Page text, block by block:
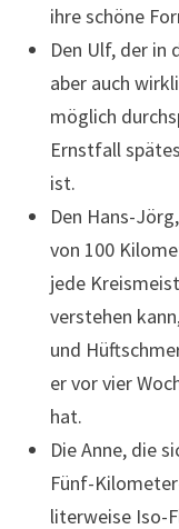
ihre schöne
Den Ulf, der in
aber auch
möglich
Ernstfall
ist.
Den Hans-
von 100
jede
verstehen
und
er vor vier
hat.
Die Anne, die
Fünf-
literweise Iso-